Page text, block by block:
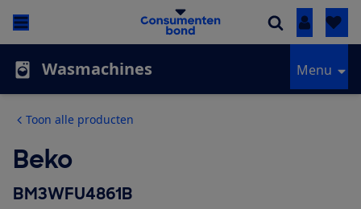
Inloggen
Wasmachines Menu
Toon alle producten
Beko
BM3WFU4861B